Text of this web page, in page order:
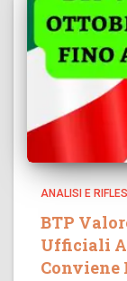
ANALISI E
BTP
Ufficiali
Conviene